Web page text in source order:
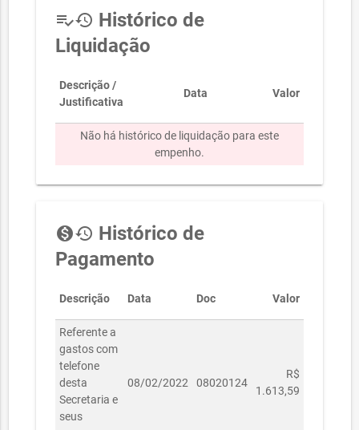
playlist_add_checkhistory Histórico de
Liquidação
Descrição /
Justificativa
Data Valor
Não há histórico de liquidação para este
empenho.
monetization_onhistory Histórico de
Pagamento
Descrição Data Doc Valor
Referente a
gastos com
telefone
desta
Secretaria e
seus
08/02/2022 08020124
R$
1.613,59